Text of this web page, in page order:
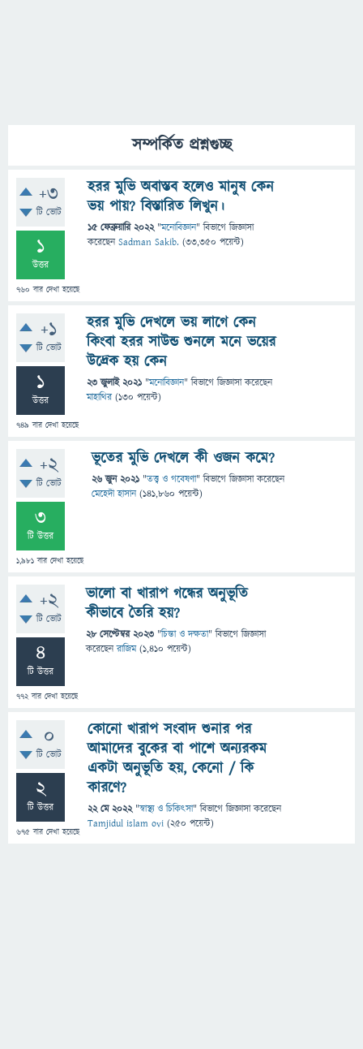
সম্পর্কিত প্রশ্নগুচ্ছ
+3
টি ভোট
1
উত্তর
760 বার দেখা হয়েছে
হরর মুভি অবাস্তব হলেও মানুষ কেন
ভয় পায়? বিস্তারিত লিখুন।
15 ফেব্রুয়ারি 2022 "মনোবিজ্ঞান" বিভাগে জিজ্ঞাসা
করেছেনSadman Sakib. (33,350 পয়েন্ট)
+1
টি ভোট
1
উত্তর
749 বার দেখা হয়েছে
হরর মুভি দেখলে ভয় লাগে কেন
কিংবা হরর সাউন্ড শুনলে মনে ভয়ের
উদ্রেক হয় কেন
23 জুলাই 2021 "মনোবিজ্ঞান" বিভাগে জিজ্ঞাসাকরেছেন
মাহাথির (130 পয়েন্ট)
+2
টি ভোট
3
টি উত্তর
1,981 বার দেখা হয়েছে
ভূতের মুভি দেখলে কী ওজন কমে?
26 জুন 2021 "তত্ত্ব ও গবেষণা" বিভাগে জিজ্ঞাসাকরেছেন
মেহেদী হাসান (141,860 পয়েন্ট)
+2
টি ভোট
4
টি উত্তর
772বার দেখা হয়েছে
ভালো বা খারাপ গন্ধের অনুভূতি
কীভাবে তৈরি হয়?
28 সেপ্টেম্বর 2023 "চিন্তা ও দক্ষতা" বিভাগে জিজ্ঞাসা
করেছেনরাজিম (1,410 পয়েন্ট)
0
টি ভোট
2
টি উত্তর
675 বার দেখা হয়েছে
কোনো খারাপ সংবাদ শুনার পর
আমাদের বুকের বা পাশে অন্যরকম
একটা অনুভূতি হয়, কেনো / কি
কারণে?
22 মে 2022 "স্বাস্থ্য ও চিকিৎসা" বিভাগে জিজ্ঞাসাকরেছেন
Tamjidul islam ovi (250 পয়েন্ট)